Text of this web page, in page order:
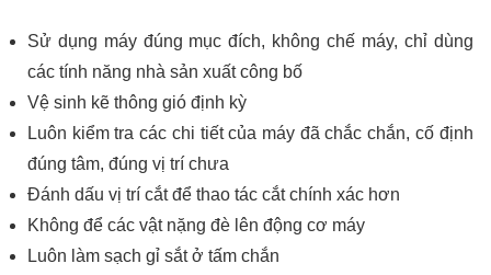
Sử dụng máy đúng mục đích, không chế máy, chỉ dùng
các tính năng nhà sản xuất công bố
Vệ sinh kẽ thông gió định kỳ
Luôn kiểm tra các chi tiết của máy đã chắc chắn, cố định
đúng tâm, đúng vị trí chưa
Đánh dấu vị trí cắt để thao tác cắt chính xác hơn
Không để các vật nặng đè lên động cơ máy
Luôn làm sạch gỉ sắt ở tấm chắn